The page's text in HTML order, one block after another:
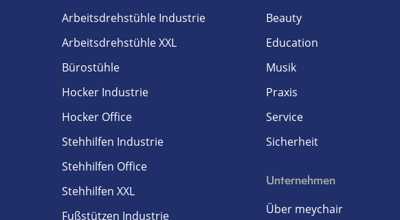
Arbeitsdrehstühle Industrie
Arbeitsdrehstühle XXL
Bürostühle
Hocker Industrie
Hocker Office
Stehhilfen Industrie
Stehhilfen Office
Stehhilfen XXL
Fußstützen Industrie
Beauty
Education
Musik
Praxis
Service
Sicherheit
Unternehmen
Über meychair